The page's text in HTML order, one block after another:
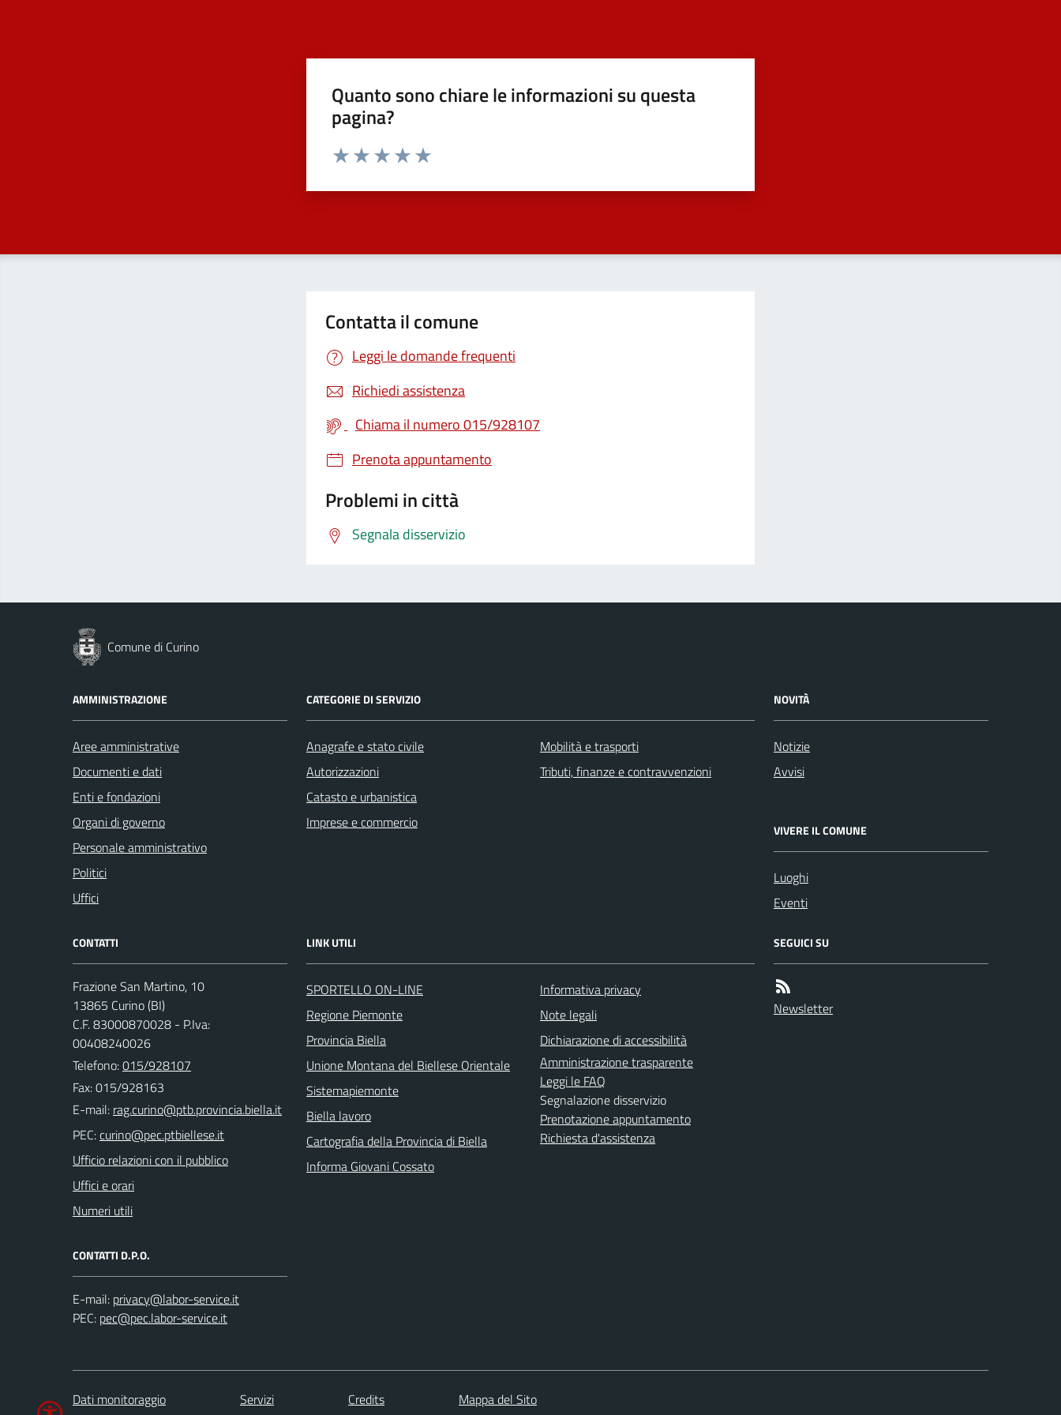
Quanto sono chiare le informazioni su questa
pagina?
Valuta da 1 a 5 stelle la pagina
Contatta il comune
Leggi le domande frequenti
Richiedi assistenza
Chiama il numero 015/928107
Prenota appuntamento
Problemi in città
Segnala disservizio
Comune di Curino
AMMINISTRAZIONE
Aree amministrative
Documenti e dati
Enti e fondazioni
Organi di governo
Personale amministrativo
Politici
Uffici
CATEGORIE DI SERVIZIO
Anagrafe e stato civile
Autorizzazioni
Catasto e urbanistica
Imprese e commercio
Mobilità e trasporti
Tributi, finanze e contravvenzioni
NOVITÀ
Notizie
Avvisi
VIVERE IL COMUNE
Luoghi
Eventi
CONTATTI
Frazione San Martino, 10
13865 Curino (BI)
C.F. 83000870028 - P.Iva:
00408240026
Telefono:015/928107
Fax: 015/928163
E-mail:
PEC:
Ufficio relazioni con il pubblico
Uffici e orari
Numeri utili
CONTATTI D.P.O.
E-mail:
PEC:
LINK UTILI
SPORTELLO ON-LINE
Regione Piemonte
Provincia Biella
Unione Montana del Biellese Orientale
Sistemapiemonte
Biella lavoro
Cartografia della Provincia di Biella
Informa Giovani Cossato
Informativa privacy
Note legali
Dichiarazione di accessibilità
Amministrazione trasparente
Leggi le FAQ
Segnalazione disservizio
Prenotazione appuntamento
Richiesta d'assistenza
SEGUICI SU
Newsletter
Dati monitoraggio Servizi Credits Mappa del Sito